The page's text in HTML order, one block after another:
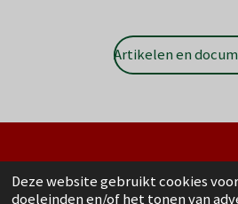
Deze website gebruikt cookies
doeleinden en/of het tonen van
Artikelen en
Powered by JouwWeb